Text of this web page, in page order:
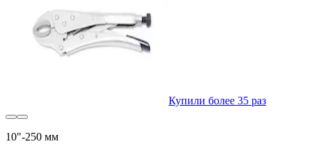
Купили более 35 раз
10"-250 мм